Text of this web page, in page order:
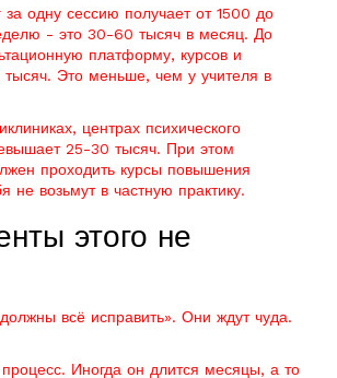
одну сессию получает от 1500 до
- это 30-60 тысяч в месяц. До
платформу, курсов и
Это меньше, чем у учителя в
центрах психического
25-30 тысяч. При этом
проходить курсы повышения
не возьмут в частную практику.
этого не
всё исправить». Они ждут чуда.
Иногда он длится месяцы, а то